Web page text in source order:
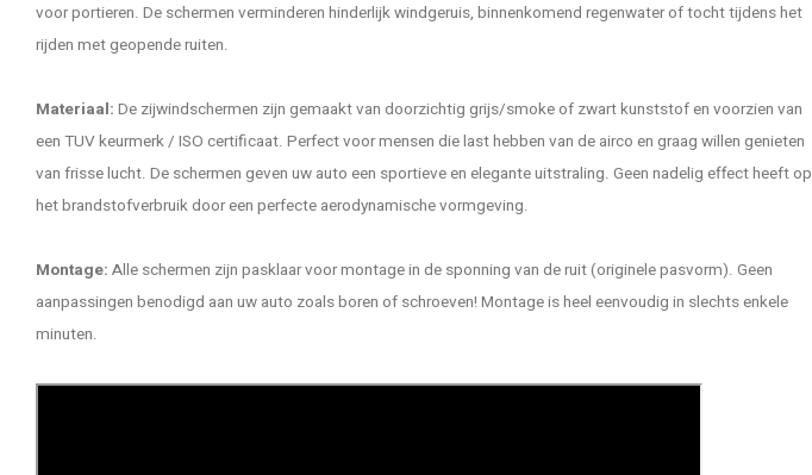
voor portieren. De schermen verminderen hinderlijk windgeruis, binnenkomend regenwater of tocht tijdens het
rijden met geopende ruiten.
Materiaal: De zijwindschermen zijn gemaakt van doorzichtig grijs/smoke of zwart kunststof en voorzien van
een TUV keurmerk / ISO certificaat. Perfect voor mensen die last hebben van de airco en graag willen genieten
van frisse lucht. De schermen geven uw auto een sportieve en elegante uitstraling. Geen nadelig effect heeft op
het brandstofverbruik door een perfecte aerodynamische vormgeving.
Montage: Alle schermen zijn pasklaar voor montage in de sponning van de ruit (originele pasvorm). Geen
aanpassingen benodigd aan uw auto zoals boren of schroeven! Montage is heel eenvoudig in slechts enkele
minuten.